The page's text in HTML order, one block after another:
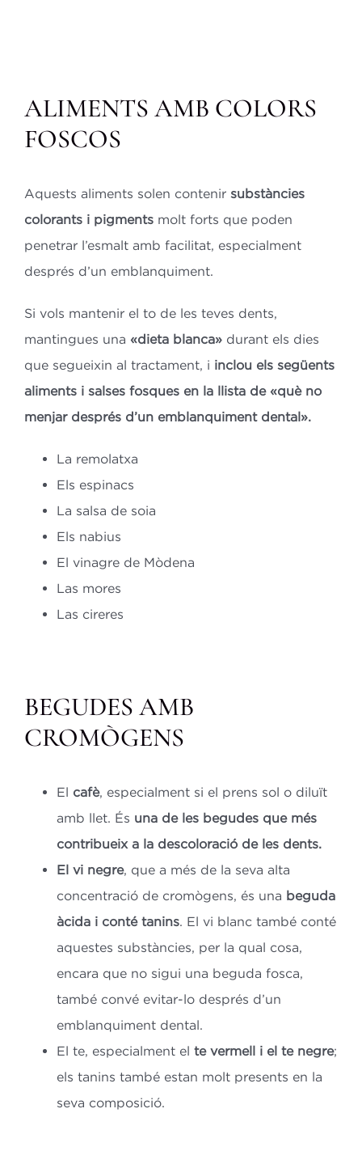
ALIMENTS AMB COLORS
FOSCOS
Aquests aliments solen contenir substàncies
colorants i pigmentsmolt forts que poden
penetrar l’esmalt amb facilitat, especialment
després d’un emblanquiment.
Si vols mantenir el to de les teves dents,
mantingues una «dieta blanca»durant els dies
que segueixin al tractament, i inclou els següents
aliments i salses fosques en la llista de «què no
menjar després d’un emblanquiment dental».
La remolatxa
Els espinacs
La salsa de soia
Els nabius
El vinagre de Mòdena
Las mores
Las cireres
BEGUDES AMB
CROMÒGENS
El cafè, especialment si el prens sol o diluït
amb llet. És una de les begudes que més
contribueix a la descoloració de les dents.
El vi negre, que a més de la seva alta
concentració de cromògens, és una beguda
àcida i conté tanins. El vi blanc també conté
aquestes substàncies, per la qual cosa,
encara que no sigui una beguda fosca,
també convé evitar-lo després d’un
emblanquiment dental.
El te, especialment el te vermell i el te negre;
els tanins també estan molt presents en la
seva composició.